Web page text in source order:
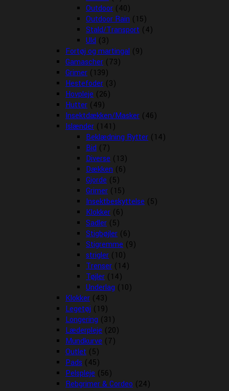
Outdoor (40)
Outdoor Rain (15)
Stald/Transport (4)
Uld (3)
Fortøj og martingal (9)
Gamascher (73)
Grimer (139)
Hestefoder (3)
Hovpleje (26)
Hutter (49)
Insektdækken/Masker (46)
Islænder (141)
Beklædning Rytter (14)
Bid (7)
Diverse (13)
Dækken (6)
Gjorde (5)
Grimer (15)
Insektbeskyttelse (5)
Klokker (6)
Sadler (5)
Stigbøjler (6)
Stigremme (9)
strigler (10)
Trenser (14)
Tøjler (14)
Underlag (10)
Klokker (43)
Legetøj (19)
Longering (31)
Læderpleje (20)
Mundkurve (7)
Outlet (5)
Pads (45)
Pelspleje (56)
Rebgrimer & Cordeo (24)